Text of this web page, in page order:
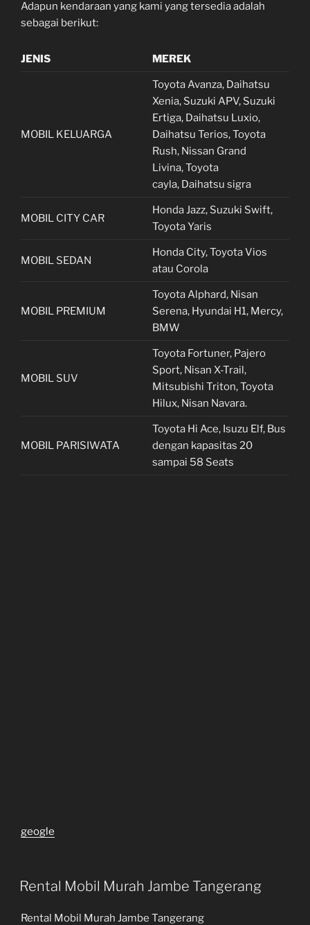
Adapun kendaraan yang kami yang tersedia adalah
sebagai berikut:
JENIS MEREK
MOBIL KELUARGA
Toyota Avanza, Daihatsu
Xenia, Suzuki APV, Suzuki
Ertiga, Daihatsu Luxio,
Daihatsu Terios, Toyota
Rush, Nissan Grand
Livina, Toyota
cayla, Daihatsu sigra
MOBIL CITY CAR
Honda Jazz, Suzuki Swift,
Toyota Yaris
MOBIL SEDAN
Honda City, Toyota Vios
atau Corola
MOBIL PREMIUM
Toyota Alphard, Nisan
Serena, Hyundai H1, Mercy,
BMW
MOBIL SUV
Toyota Fortuner, Pajero
Sport, Nisan X-Trail,
Mitsubishi Triton, Toyota
Hilux, Nisan Navara.
MOBIL PARISIWATA
Toyota Hi Ace, Isuzu Elf, Bus
dengan kapasitas 20
sampai 58 Seats
geogle
Rental Mobil Murah Jambe Tangerang
Rental Mobil Murah Jambe Tangerang